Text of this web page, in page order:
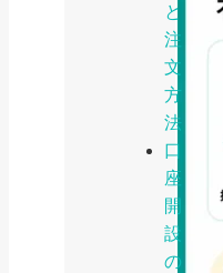
と
注
文
方
法
口
座
開
設
の